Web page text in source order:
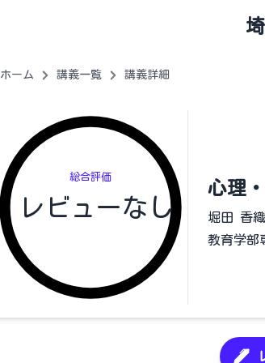
ホーム 講義一覧 講義詳細
総合評価
レビューなし
心理
堀田 香
教育学部